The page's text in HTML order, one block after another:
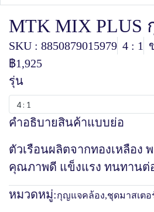
MTK MIX PLUS
SKU : 8850879015979 4 : 1
฿1,925
รุ่น
4 : 1
คำอธิบายสินค้าแบบย่อ
ตัวเรือนผลิตจากทองเหลือง
คุณภาพดี แข็งแรง ทนทานต่
หมวดหมู่:กุญแจคล้อง,ชุดมาสเตอ